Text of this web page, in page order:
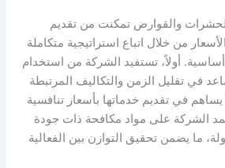
والقوارض تمكنت من تقديم
من خلال اتباع استراتيجية متكاملة
أولاً، تستفيد الشركة من استخدام
في تقليل الزمن والتكاليف المرتبطة
في تقديم خدماتها بأسعار تنافسية
الشركة على مواد مكافحة ذات جودة
ما يضمن تحقيق التوازن بين الفعالية